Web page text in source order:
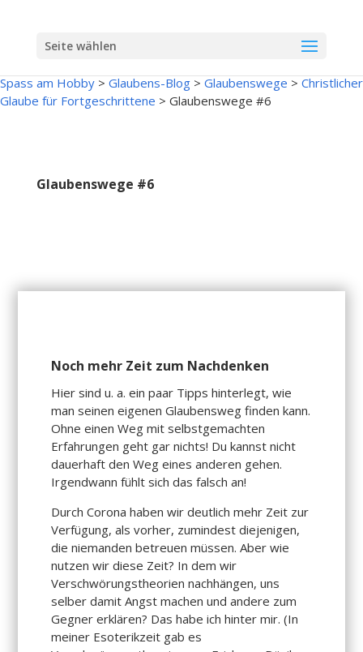
Seite wählen
Spass am Hobby > Glaubens-Blog > Glaubenswege > Christlicher
Glaube für Fortgeschrittene > Glaubenswege #6
Glaubenswege #6
Noch mehr Zeit zum Nachdenken
Hier sind u. a. ein paar Tipps hinterlegt, wie
man seinen eigenen Glaubensweg finden kann.
Ohne einen Weg mit selbstgemachten
Erfahrungen geht gar nichts! Du kannst nicht
dauerhaft den Weg eines anderen gehen.
Irgendwann fühlt sich das falsch an!
Durch Corona haben wir deutlich mehr Zeit zur
Verfügung, als vorher, zumindest diejenigen,
die niemanden betreuen müssen. Aber wie
nutzen wir diese Zeit? In dem wir
Verschwörungstheorien nachhängen, uns
selber damit Angst machen und andere zum
Gegner erklären? Das habe ich hinter mir. (In
meiner Esoterikzeit gab es